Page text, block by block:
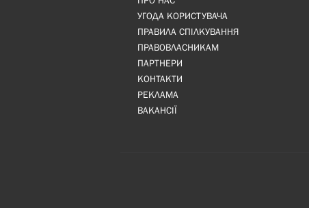
УГОДА КОРИСТУВАЧА
ПРАВИЛА СПІЛКУВАННЯ
ПРАВОВЛАСНИКАМ
ПАРТНЕРИ
КОНТАКТИ
РЕКЛАМА
ВАКАНСІЇ